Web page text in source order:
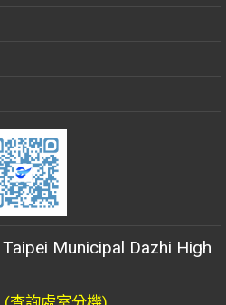
Taipei Municipal Dazhi High